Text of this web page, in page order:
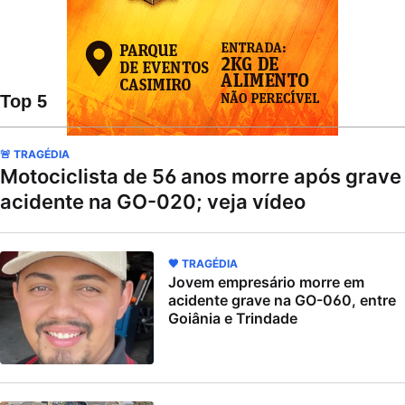
Top 5
🚨 TRAGÉDIA
Motociclista de 56 anos morre após grave
acidente na GO-020; veja vídeo
🖤 TRAGÉDIA
Jovem empresário morre em
acidente grave na GO-060, entre
Goiânia e Trindade